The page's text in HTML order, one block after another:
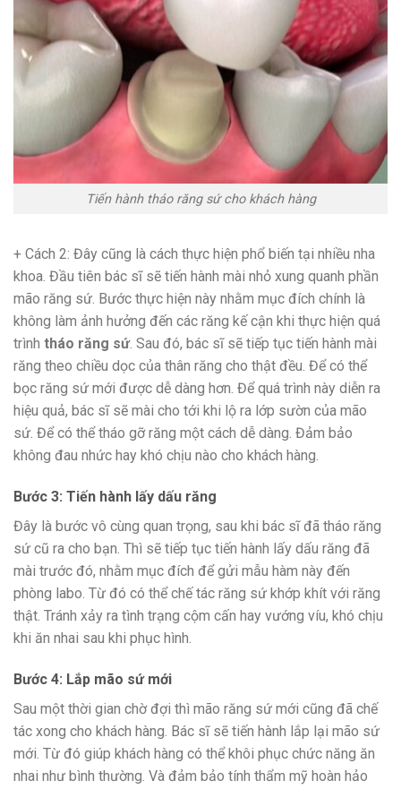
Tiến hành tháo răng sứ cho khách hàng
+ Cách 2: Đây cũng là cách thực hiện phổ biến tại nhiều nha
khoa. Đầu tiên bác sĩ sẽ tiến hành mài nhỏ xung quanh phần
mão răng sứ. Bước thực hiện này nhằm mục đích chính là
không làm ảnh hưởng đến các răng kế cận khi thực hiện quá
trình tháo răng sứ. Sau đó, bác sĩ sẽ tiếp tục tiến hành mài
răng theo chiều dọc của thân răng cho thật đều. Để có thể
bọc răng sứ mới được dễ dàng hơn. Để quá trình này diễn ra
hiệu quả, bác sĩ sẽ mài cho tới khi lộ ra lớp sườn của mão
sứ. Để có thể tháo gỡ răng một cách dễ dàng. Đảm bảo
không đau nhức hay khó chịu nào cho khách hàng.
Bước 3: Tiến hành lấy dấu răng
Đây là bước vô cùng quan trọng, sau khi bác sĩ đã tháo răng
sứ cũ ra cho bạn. Thì sẽ tiếp tục tiến hành lấy dấu răng đã
mài trước đó, nhằm mục đích để gửi mẫu hàm này đến
phòng labo. Từ đó có thể chế tác răng sứ khớp khít với răng
thật. Tránh xảy ra tình trạng cộm cấn hay vướng víu, khó chịu
khi ăn nhai sau khi phục hình.
Bước 4: Lắp mão sứ mới
Sau một thời gian chờ đợi thì mão răng sứ mới cũng đã chế
tác xong cho khách hàng. Bác sĩ sẽ tiến hành lắp lại mão sứ
mới. Từ đó giúp khách hàng có thể khôi phục chức năng ăn
nhai như bình thường. Và đảm bảo tính thẩm mỹ hoàn hảo